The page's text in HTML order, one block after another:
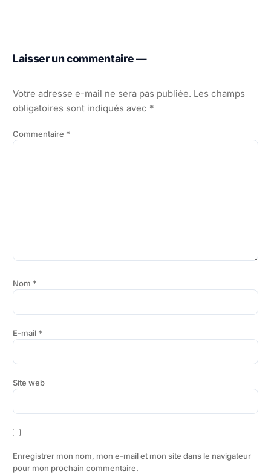
Laisser un commentaire —
Votre adresse e-mail ne sera pas publiée. Les champs
obligatoires sont indiqués avec *
Commentaire *
Nom *
E-mail *
Site web
Enregistrer mon nom, mon e-mail et mon site dans le navigateur
pour mon prochain commentaire.